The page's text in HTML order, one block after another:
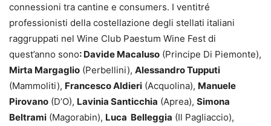
connessioni tra cantine e consumers. I ventitré
professionisti della costellazione degli stellati italiani
raggruppati nel Wine Club Paestum Wine Fest di
quest’anno sono: Davide Macaluso (Principe Di Piemonte),
Mirta Margaglio (Perbellini), Alessandro Tupputi
(Mammoliti), Francesco Aldieri (Acquolina), Manuele
Pirovano (D’O), Lavinia Santicchia (Aprea), Simona
Beltrami (Magorabin), Luca Belleggia (Il Pagliaccio),